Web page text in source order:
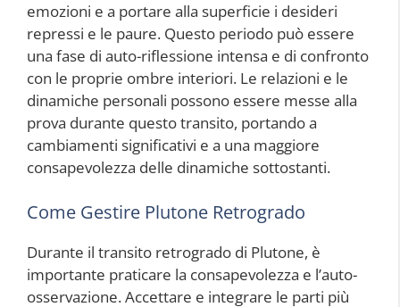
emozioni e a portare alla superficie i desideri
repressi e le paure. Questo periodo può essere
una fase di auto-riflessione intensa e di confronto
con le proprie ombre interiori. Le relazioni e le
dinamiche personali possono essere messe alla
prova durante questo transito, portando a
cambiamenti significativi e a una maggiore
consapevolezza delle dinamiche sottostanti.
Come Gestire Plutone Retrogrado
Durante il transito retrogrado di Plutone, è
importante praticare la consapevolezza e l’auto-
osservazione. Accettare e integrare le parti più